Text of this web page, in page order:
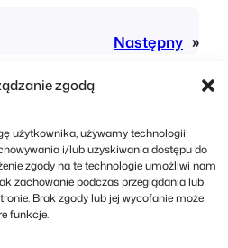
zgodą
użytkownika, używamy technologii
i/lub uzyskiwania dostępu do
zgody na te technologie umożliwi nam
zachowanie podczas przeglądania lub
Brak zgody lub jej wycofanie może
funkcje.
Następny »
Wszelkie prawa